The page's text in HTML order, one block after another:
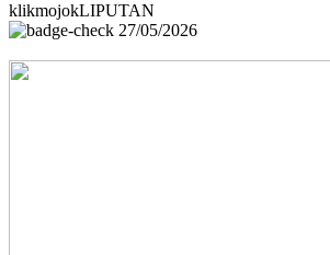
klikmojokLIPUTAN
27/05/2026